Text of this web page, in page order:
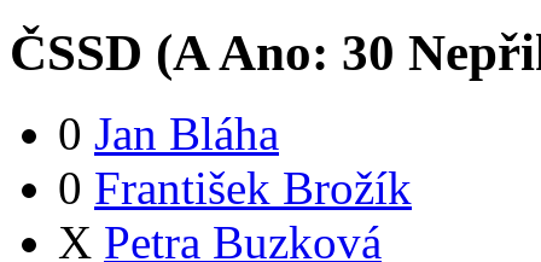
ČSSD (AAno: 30
0 Jan Bláha
0 František Brožík
X Petra Buzková